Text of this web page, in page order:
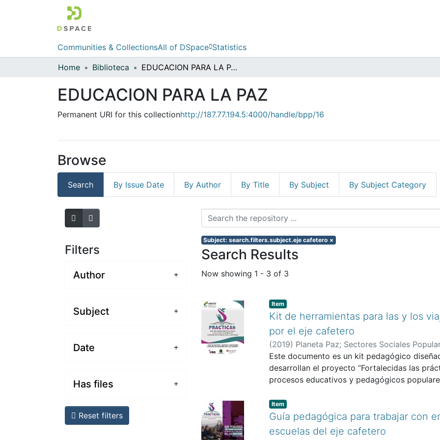
Communities & CollectionsAll of DSpace Statistics
Home Biblioteca EDUCACION PARA LA PAZ
EDUCACION PARA LA PAZ
Permanent URI for this collectionhttp://187.77.194.5:4000/handle/bpp/16
Browse
Search By Issue Date By Author By Title By Subject By Subject Category
Filters
Author
Subject
Date
Has files
Reset filters
Subject: search.filters.subject.eje cafetero ×
Search Results
Now showing 1 - 3 of 3
Item
Kit de herramientas para las y los
por el eje cafetero
(2019) Planeta Paz; Sectores Sociales
Este documento es un kit pedagógico
desarrollan el proyecto “Fortalecidas las
procesos educativos y pedagógicos
cafetero colombiano para la construcción de
géneros
y diversidad cultural”.
Item
Guía pedagógica para trabajar con
escuelas del eje cafetero